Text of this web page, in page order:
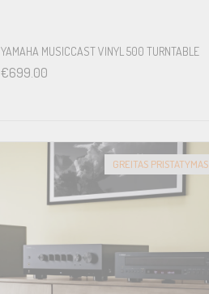
YAMAHA MUSICCAST VINYL 500 TURNTABLE
€699.00
GREITAS PRISTATYMAS